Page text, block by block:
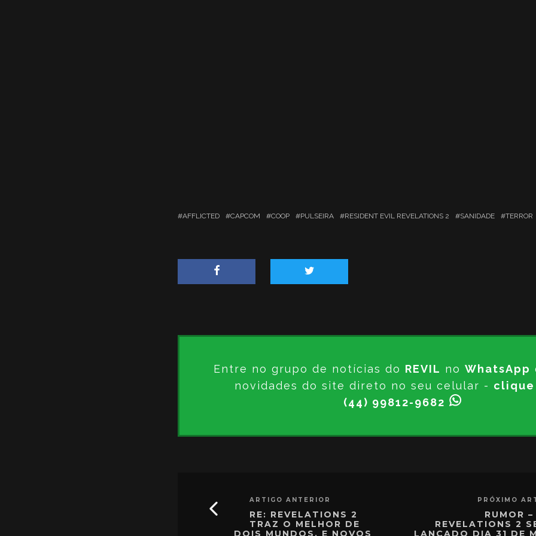
AFFLICTED CAPCOM COOP PULSEIRA RESIDENT EVIL REVELATIONS 2 SANIDADE TERROR
Entre no grupo de notícias do REVIL no WhatsApp
novidades do site direto no seu celular - clique
(44) 99812-9682
ARTIGO ANTERIOR
RE: REVELATIONS 2
TRAZ O MELHOR DE
DOIS MUNDOS, E NOVOS
PRÓXIMO
RUMOR –
REVELATIONS 2
LANÇADO DIA 31 DE